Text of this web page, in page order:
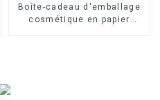
Boîte-cadeau d'emballage
cosmétique en papier